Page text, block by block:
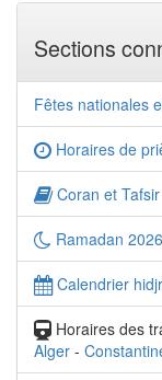
Sections
Fêtes nationales
Horaires de
Coran et Tafsir
Ramadan
Calendrier
Horaires des
Alger -